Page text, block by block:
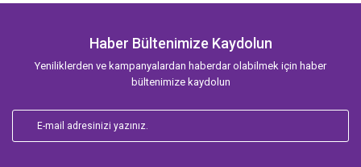
Haber Bültenimize Kaydolun
Yeniliklerden ve kampanyalardan haberdar olabilmek için haber
bültenimize kaydolun